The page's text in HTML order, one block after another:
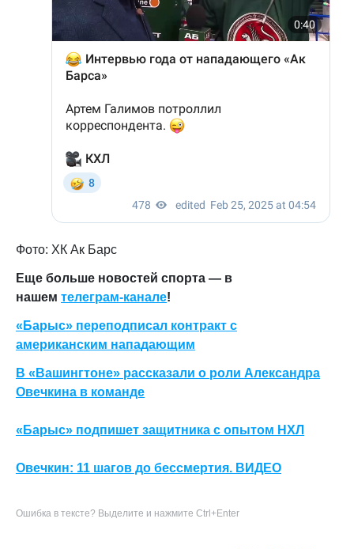
Фото: ХК Ак Барс
Еще больше новостей спорта — в
нашем телеграм-канале!
«Барыс» переподписал контракт с
американским нападающим
В «Вашингтоне» рассказали о роли Александра
Овечкина в команде
«Барыс» подпишет защитника с опытом НХЛ
Овечкин: 11 шагов до бессмертия. ВИДЕО
Ошибка в тексте? Выделите и нажмите Ctrl+Enter